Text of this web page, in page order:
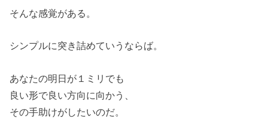
そんな感覚がある。
シンプルに突き詰めていうならば。
あなたの明日が１ミリでも
良い形で良い方向に向かう、
その手助けがしたいのだ。